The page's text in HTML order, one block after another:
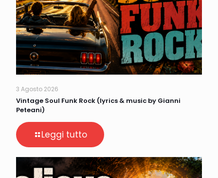
3 Agosto 2026
Vintage Soul Funk Rock (lyrics & music by Gianni
Peteani)
Leggi tutto